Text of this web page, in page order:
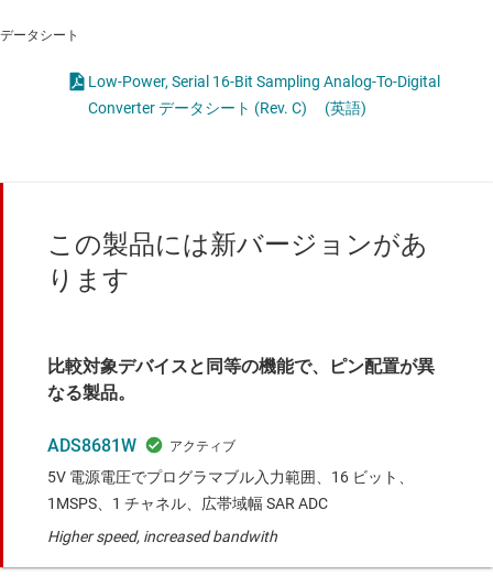
データシート
Low-Power, Serial 16-Bit Sampling Analog-To-Digital
Converter データシート (Rev. C)
(英語)
この製品には新バージョンがあ
ります
比較対象デバイスと同等の機能で、ピン配置が異
なる製品。
ADS8681W
5V 電源電圧でプログラマブル入力範囲、16 ビット、
1MSPS、1 チャネル、広帯域幅 SAR ADC
Higher speed, increased bandwith